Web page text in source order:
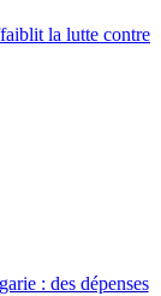
la lutte contre
: des dépenses